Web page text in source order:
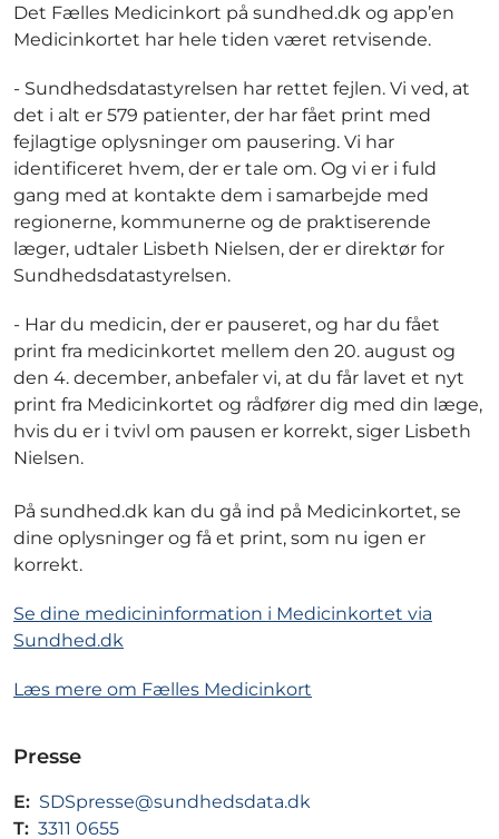
Det Fælles Medicinkort på sundhed.dk og app’en
Medicinkortet har hele tiden været retvisende.
- Sundhedsdatastyrelsen har rettet fejlen. Vi ved, at
det i alt er 579 patienter, der har fået print med
fejlagtige oplysninger om pausering. Vi har
identificeret hvem, der er tale om. Og vi er i fuld
gang med at kontakte dem i samarbejde med
regionerne, kommunerne og de praktiserende
læger, udtaler Lisbeth Nielsen, der er direktør for
Sundhedsdatastyrelsen.
- Har du medicin, der er pauseret, og har du fået
print fra medicinkortet mellem den 20. august og
den 4. december, anbefaler vi, at du får lavet et nyt
print fra Medicinkortet og rådfører dig med din læge,
hvis du er i tvivl om pausen er korrekt, siger Lisbeth
Nielsen.
På sundhed.dk kan du gå ind på Medicinkortet, se
dine oplysninger og få et print, som nu igen er
korrekt.
Se dine medicininformation i Medicinkortet via
Sundhed.dk
Læs mere om Fælles Medicinkort
Presse
E: SDSpresse@sundhedsdata.dk
T: 3311 0655